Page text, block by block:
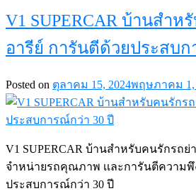
V1 SUPERCAR บ้านสำ
อารีย์ การันตีด้วยประสบก
Posted on ตุลาคม 15, 2024พฤษภาคม 1,
V1 SUPERCAR บ้านสำหรับคนรักรถย่
จำหน่ายรถคุณภาพ เเละการันตีความ
ประสบการณ์กว่า 30 ปี